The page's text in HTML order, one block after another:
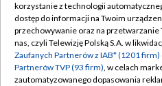
Abonament TVP
Emisja w TVP
Centrum informacji TVP
Polityka
Moje
korzystanie z technologii
dostęp do informacji na Twoim
przechowywanie oraz na przetwarzanie
nas, czyli Telewizję Polską S.A. w
Zaufanych Partnerów z IAB* (1201 firm)
Partnerów TVP (93 firm), w celach
zautomatyzowanego dopasowania